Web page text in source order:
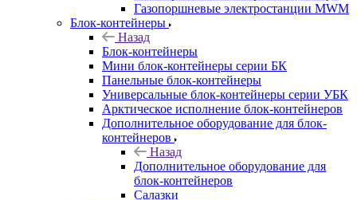
Газопоршневые электростанции MWM
Блок-контейнеры
Назад
Блок-контейнеры
Мини блок-контейнеры серии БК
Панельные блок-контейнеры
Универсальные блок-контейнеры серии УБК
Арктическое исполнение блок-контейнеров
Дополнительное оборудование для блок-
контейнеров
Назад
Дополнительное оборудование для
блок-контейнеров
Салазки